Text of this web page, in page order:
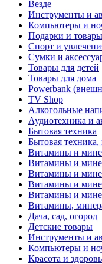
Везде
Инструменты и
Компьютеры и
Подарки и
Спорт и
Сумки и
Товары для детей
Товары для дома
Powerbank
TV Shop
Алкогольные
Аудиотехника и
Бытовая техника
Бытовая техника,
Витамины и
Витамины и
Витамины и
Витамины и
Витамины и
Витамины,
Дача, сад, огород
Детские товары
Инструменты и
Компьютеры и
Красота и